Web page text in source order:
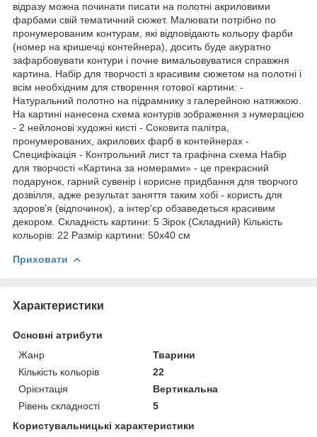
відразу можна починати писати на полотні акриловими
фарбами свій тематичний сюжет. Малювати потрібно по
пронумерованим контурам, які відповідають кольору фарби
(номер на кришечці контейнера), досить буде акуратно
зафарбовувати контури і почне вимальовуватися справжня
картина. Набір для творчості з красивим сюжетом на полотні і
всім необхідним для створення готової картини: -
Натуральний полотно на підрамнику з галерейною натяжкою.
На картині нанесена схема контурів зображення з нумерацією
- 2 нейлонові художні кисті - Соковита палітра,
пронумерованих, акрилових фарб в контейнерах -
Специфікація - Контрольний лист та графічна схема Набір
для творчості «Картина за номерами» - це прекрасний
подарунок, гарний сувенір і корисне придбання для творчого
дозвілля, адже результат заняття таким хобі - користь для
здоров'я (відпочинок), а інтер'єр обзаведеться красивим
декором. Складність картини: 5 Зірок (Складний) Кількість
кольорів: 22 Размір картини: 50х40 см
Приховати
Характеристики
Основні атрибути
Жанр
Тварини
Кількість кольорів
22
Орієнтація
Вертикальна
Рівень складності
5
Користувальницькі характеристики